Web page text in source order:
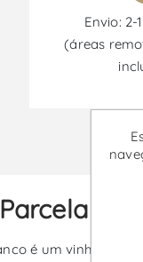
Envio: 2-
(áreas
do
é um vinho